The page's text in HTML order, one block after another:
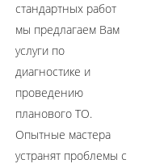
стандартных работ
мы предлагаем Вам
услуги по
диагностике и
проведению
планового ТО.
Опытные мастера
устранят проблемы с